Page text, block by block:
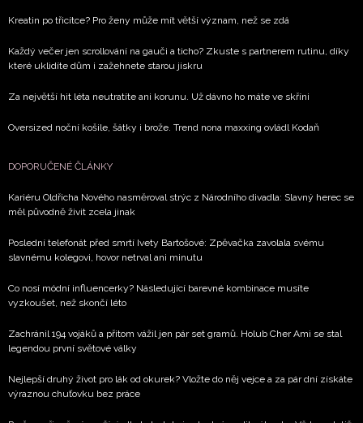
Kreatin po třicítce? Pro ženy může mít větší význam, než se zdá
Každý večer jen scrollování na gauči a ticho? Zkuste s partnerem rutinu, díky
které uklidíte dům i zažehnete starou jiskru
Za největší hit léta neutratíte ani korunu. Už dávno ho máte ve skříni
Oversized noční košile, šátky i brože. Trend nona maxxing ovládl Kodaň
DOPORUČENÉ ČLÁNKY
Kariéru Oldřicha Nového nasměroval strýc z Národního divadla: Slavný herec se
měl původně živit zcela jinak
Poslední telefonát před smrtí Ivety Bartošové: Zpěvačka zavolala svému
slavnému kolegovi, hovor netrval ani minutu
Co nosí módní influencerky? Následující barevné kombinace musíte
vyzkoušet, než skončí léto
Zachránil 194 vojáků a přitom vážil jen pár set gramů. Holub Cher Ami se stal
legendou první světové války
Nejlepší druhý život pro lák od okurek? Vložte do něj vejce a za pár dní získáte
výraznou chuťovku bez práce